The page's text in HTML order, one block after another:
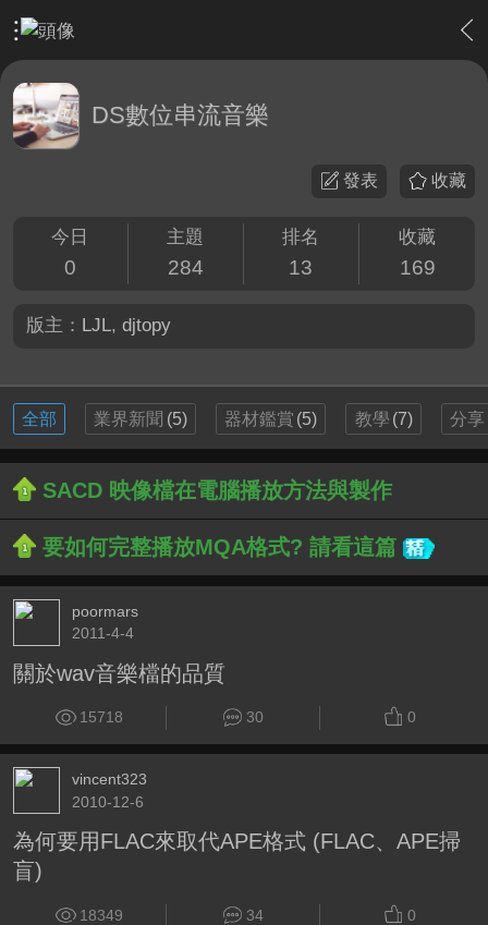
軟硬體相關技術 › DS數位串流音樂
DS數位串流音樂
收藏
發表
今日
0
主題
284
排名
13
收藏
169
版主： LJL, djtopy
全部 業界新聞 (5) 器材鑑賞 (5) 教學 (7) 分享
SACD 映像檔在電腦播放方法與製作
要如何完整播放MQA格式? 請看這篇
poormars
2011-4-4
關於wav音樂檔的品質
15718 30 0
vincent323
2010-12-6
為何要用FLAC來取代APE格式 (FLAC、APE掃
盲)
18349 34 0